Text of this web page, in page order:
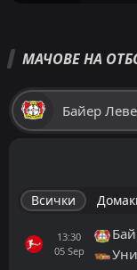
МАЧОВЕ НА
Байер
Всички
13:30
05 Sep